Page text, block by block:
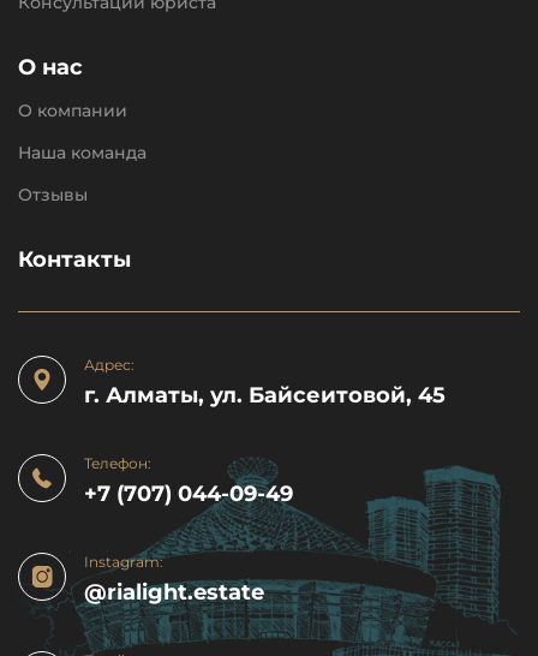
О нас
О компании
Наша команда
Отзывы
Контакты
Адрес:
г. Алматы, ул. Байсеитовой, 45
Телефон:
+7 (707) 044-09-49
Instagram:
@rialight.estate